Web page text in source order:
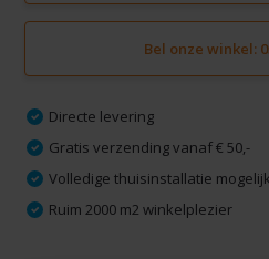
Bel onze winkel:
Directe levering
Gratis verzending vanaf € 50,-
Volledige thuisinstallatie
Ruim 2000 m2 winkelplezier